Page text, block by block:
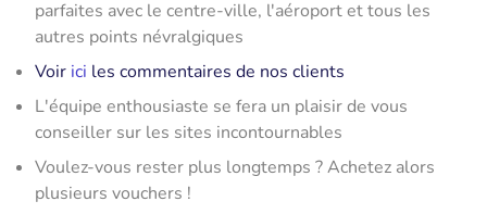
parfaites avec le centre-ville, l'aéroport et tous les
autres points névralgiques
Voir ici les commentaires de nos clients
L'équipe enthousiaste se fera un plaisir de vous
conseiller sur les sites incontournables
Voulez-vous rester plus longtemps ? Achetez alors
plusieurs vouchers !